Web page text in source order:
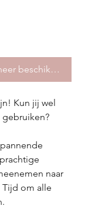
beschikbaar
Kun jij wel
naar
om alle